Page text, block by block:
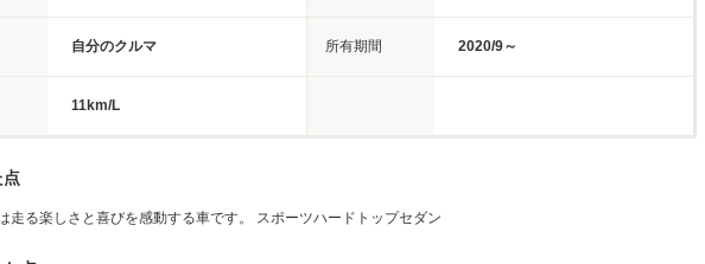
自分のクルマ 所有期間 2020/9～
11km/L
点
走る楽しさと喜びを感動する車です。 スポーツハードトップセダン